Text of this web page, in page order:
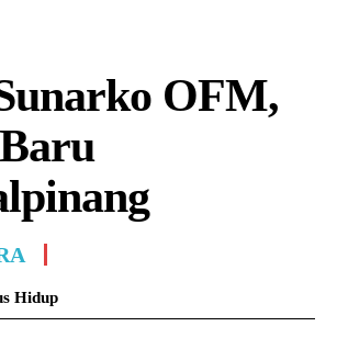
OFM,
Hidup